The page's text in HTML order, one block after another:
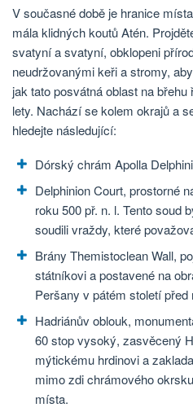
V současné době je hranice
mála klidných koutů Atén.
svatyní a svatyní, obklopeni
neudržovanými keři a stromy,
jak tato posvátná oblast na
lety. Nachází se kolem okrajů a
hledejte následující:
Dórský chrám Apolla
Delphinion Court, prostorné
roku 500 př. n. l. Tento soud
soudili vraždy, které
Brány Themistoclean Wall,
státníkovi a postavené na
Peršany v pátém století
Hadriánův oblouk,
60 stop vysoký, zasvěcený
mýtickému hrdinovi a
mimo zdi chrámového
místa.